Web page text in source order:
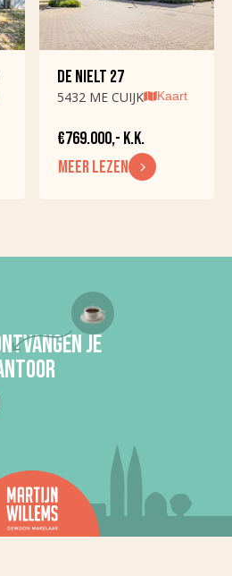
Ja
Redelijk tot goed
Redelijk tot goed
Woonruimte
Nee
Cuijk
DE NIELT 27
5432 ME CUIJK Kaart
€769.000,- K.K.
MEER LEZEN
JE